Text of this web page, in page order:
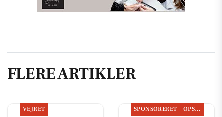
FLERE ARTIKLER
VEJRET SPONSORERET OPSLAGSTAVLEN